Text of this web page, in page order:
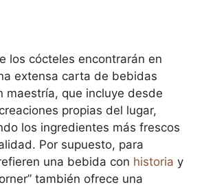
los cócteles encontrarán en
extensa carta de bebidas
maestría, que incluye desde
propias del lugar,
los ingredientes más frescos
Por supuesto, para
una bebida con historia y
también ofrece una